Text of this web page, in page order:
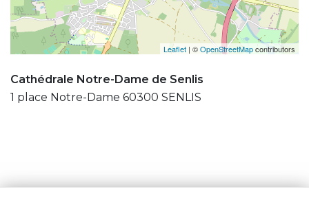
Leaflet | ©OpenStreetMapcontributors
Cathédrale Notre-Dame de Senlis
1 place Notre-Dame 60300 SENLIS